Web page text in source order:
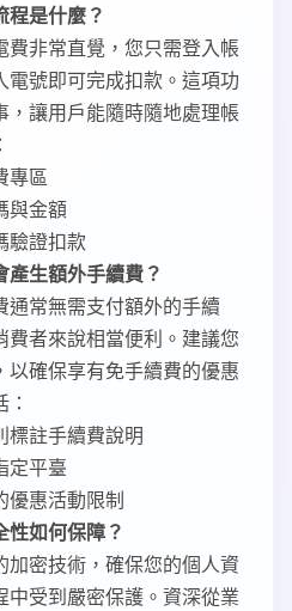
程是什麼？
費非常直覺，您只需登入帳
電號即可完成扣款。這項功
，讓用戶能隨時隨地處理帳
專區
與金額
驗證扣款
生額外手續費？
通常無需支付額外的手續
費者來說相當便利。建議您
確保享有免手續費的優惠
標註手續費說明
定平臺
優惠活動限制
性如何保障？
加密技術，確保您的個人資
受到嚴密保護。資深從業